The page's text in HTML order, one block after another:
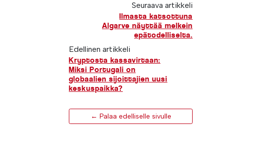
Seuraava artikkeli
Ilmasta katsottuna
Algarve näyttää melkein
epätodelliselta.
Edellinen artikkeli
Kryptosta kassavirtaan:
Miksi Portugali on
globaalien sijoittajien uusi
keskuspaikka?
← Palaa edelliselle sivulle